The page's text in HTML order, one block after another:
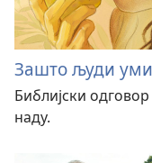
Зашто људи
Библијски
наду.